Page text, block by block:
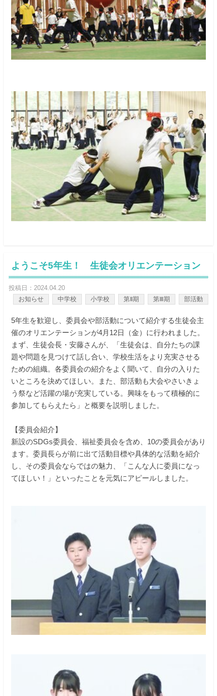
ようこそ5年生！ 生徒会オリエンテーション
投稿日：2024.04.20
お知らせ
中学校 小学校 第Ⅱ期 第Ⅲ期 部活動
5年生を歓迎し、委員会や部活動について紹介する生徒会主
催のオリエンテーションが4月12日（金）に行われました。
まず、生徒会長・安藤さんが、「生徒会は、自分たちの課
題や問題を見つけて話し合い、学校生活をより充実させる
ための組織。各委員会の紹介をよく聞いて、自分の入りた
いところを決めてほしい。また、部活動も大会やさいきょ
う祭など活躍の場が充実している。興味をもって積極的に
参加してもらえたら」と概要を説明しました。
【委員会紹介】
新設のSDGs委員会、福祉委員会を含め、10の委員会があり
ます。委員長らが前に出て活動目標や具体的な活動を紹介
し、その委員会ならではの魅力、「こんな人に委員になっ
てほしい！」といったことを元気にアピールしました。